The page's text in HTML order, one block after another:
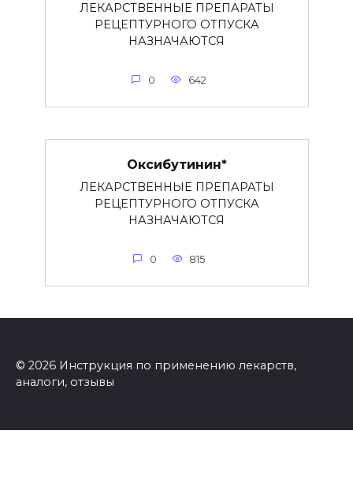
ЛЕКАРСТВЕННЫЕ ПРЕПАРАТЫ
РЕЦЕПТУРНОГО ОТПУСКА
НАЗНАЧАЮТСЯ
0 642
Оксибутинин*
ЛЕКАРСТВЕННЫЕ ПРЕПАРАТЫ
РЕЦЕПТУРНОГО ОТПУСКА
НАЗНАЧАЮТСЯ
0 815
© 2026 Инструкция по применению лекарств,
аналоги, отзывы